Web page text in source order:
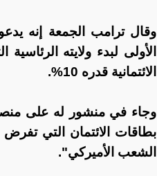
الأولى لبدء ولايته
الائتمانية قدره 10%.
وجاء في منشور له على
الشعب الأميركي".